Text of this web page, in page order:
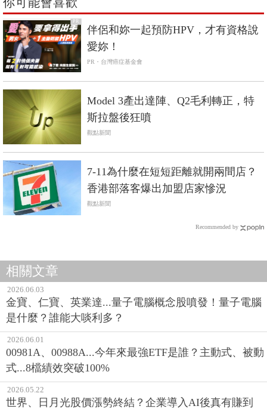
PR
伴侶和妳一起預防HPV，才有資格說
愛妳！
PR・台灣癌症基金會
Model 3產出達陣、Q2毛利轉正，特
斯拉盤後狂噴
觀點新聞
7-11為什麼在短短距離就開兩間店？
香港部落客爆出加盟店家慘況
觀點新聞
Recommended by
相關文章
2026.06.03
金寶、仁寶、英業達...量子電腦概念股噴發！量子電腦
是什麼？誰能大啖利多？
2026.06.01
00981A、00988A...今年來最強ETF是誰？主動式、被動
式...8檔績效突破100%
2026.05.22
世界、日月光股價漲勢終結？企業導入AI後真有賺到